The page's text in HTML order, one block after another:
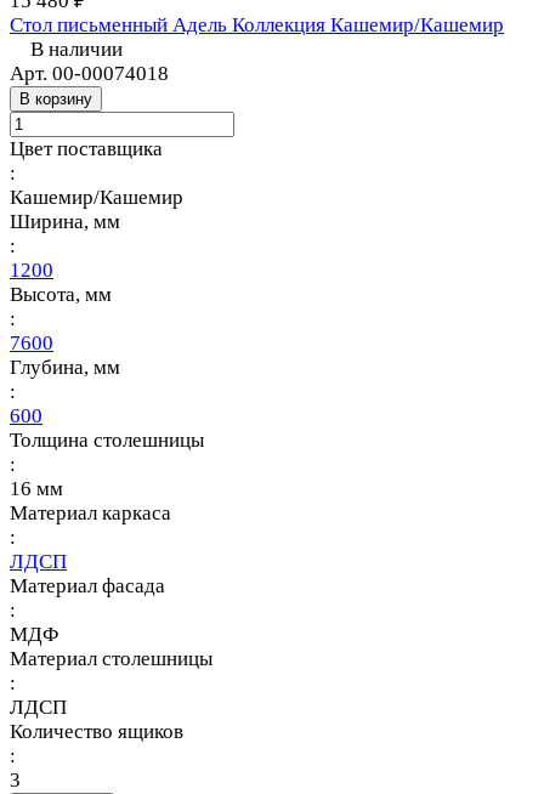
Стол письменный Адель Коллекция Кашемир/Кашемир
В наличии
Арт. 00-00074018
В корзину
Цвет поставщика
:
Кашемир/Кашемир
Ширина, мм
:
1200
Высота, мм
:
7600
Глубина, мм
:
600
Толщина столешницы
:
16 мм
Материал каркаса
:
ЛДСП
Материал фасада
:
МДФ
Материал столешницы
:
ЛДСП
Количество ящиков
:
3